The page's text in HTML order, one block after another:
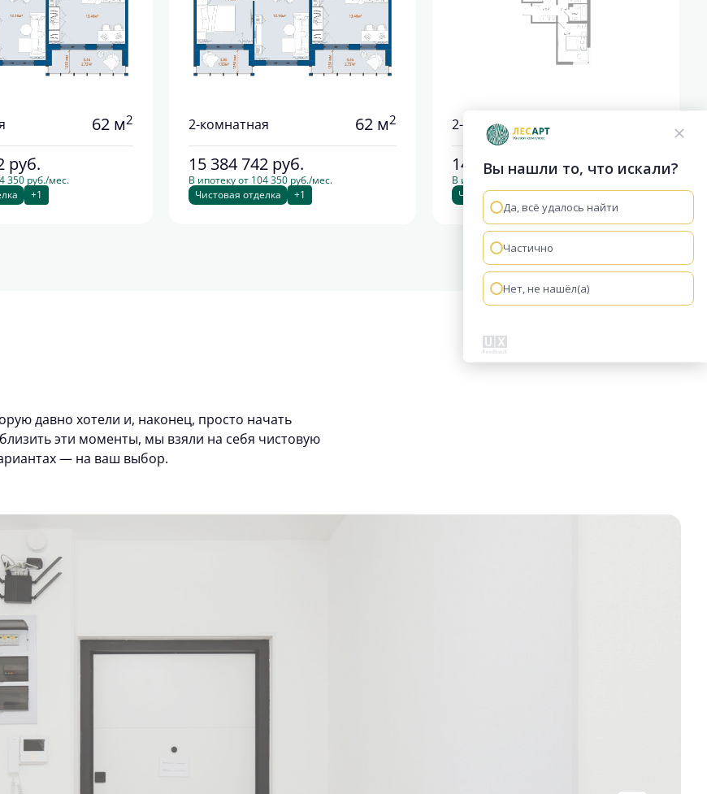
62 м2
руб.
350 руб./мес.
+1
2-комнатная 62 м2
15 384 742 руб.
В ипотеку от 104 350 руб./мес.
Чистовая отделка
+1
2-комнатная
14 912 744руб.
В ипотеку от 69 913 руб./мес.
Чистовая отделка
давно хотели и, наконец, просто начать
эти моменты, мы взяли на себя чистовую
— на ваш выбор.
Вы нашли то, что искали?
Да, всё удалось найти
Частично
Нет, не нашёл(а)